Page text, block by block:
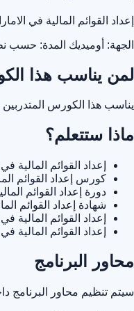
إعداد القوائم المالية في
الجهة: أوميديك المدة: حسب
لمن يناسب هذا
يناسب هذا الكورس
ماذا ستتعلم؟
إعداد القوائم المالية
كورس إعداد القوائم
دورة إعداد القوائم
شهادة إعداد القوائم
إعداد القوائم المالية
إعداد القوائم المالية
محاور البرنامج
سيتم تنظيم محاور البرنامج